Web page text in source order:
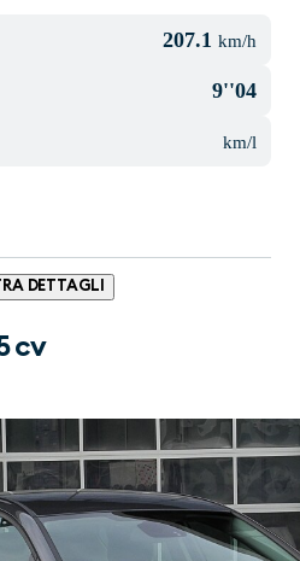
207.1 km/h
9''04
km/l
DETTAGLI
cv